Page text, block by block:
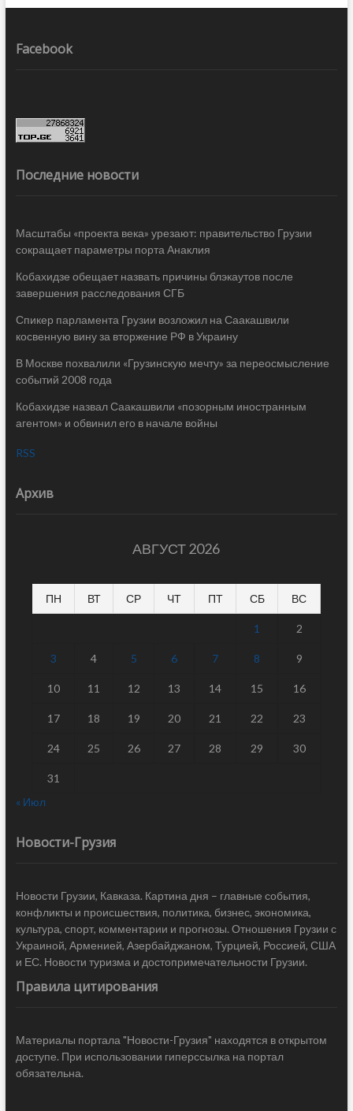
Facebook
Последние новости
Масштабы «проекта века» урезают: правительство Грузии
сокращает параметры порта Анаклия
Кобахидзе обещает назвать причины блэкаутов после
завершения расследования СГБ
Спикер парламента Грузии возложил на Саакашвили
косвенную вину за вторжение РФ в Украину
В Москве похвалили «Грузинскую мечту» за переосмысление
событий 2008 года
Кобахидзе назвал Саакашвили «позорным иностранным
агентом» и обвинил его в начале войны
RSS
Архив
АВГУСТ 2026
ПН ВТ СР ЧТ ПТ СБ ВС
1 2
3 4 5 6 7 8 9
10 11 12 13 14 15 16
17 18 19 20 21 22 23
24 25 26 27 28 29 30
31
« Июл
Новости-Грузия
Новости Грузии, Кавказа. Картина дня – главные события,
конфликты и происшествия, политика, бизнес, экономика,
культура, спорт, комментарии и прогнозы. Отношения Грузии с
Украиной, Арменией, Азербайджаном, Турцией, Россией, США
и ЕС. Новости туризма и достопримечательности Грузии.
Правила цитирования
Материалы портала "Новости-Грузия" находятся в открытом
доступе. При использовании гиперссылка на портал
обязательна.